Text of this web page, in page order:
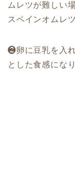
ムレツが難しい
スペインオムレ
❷卵に豆乳を入
とした食感にな